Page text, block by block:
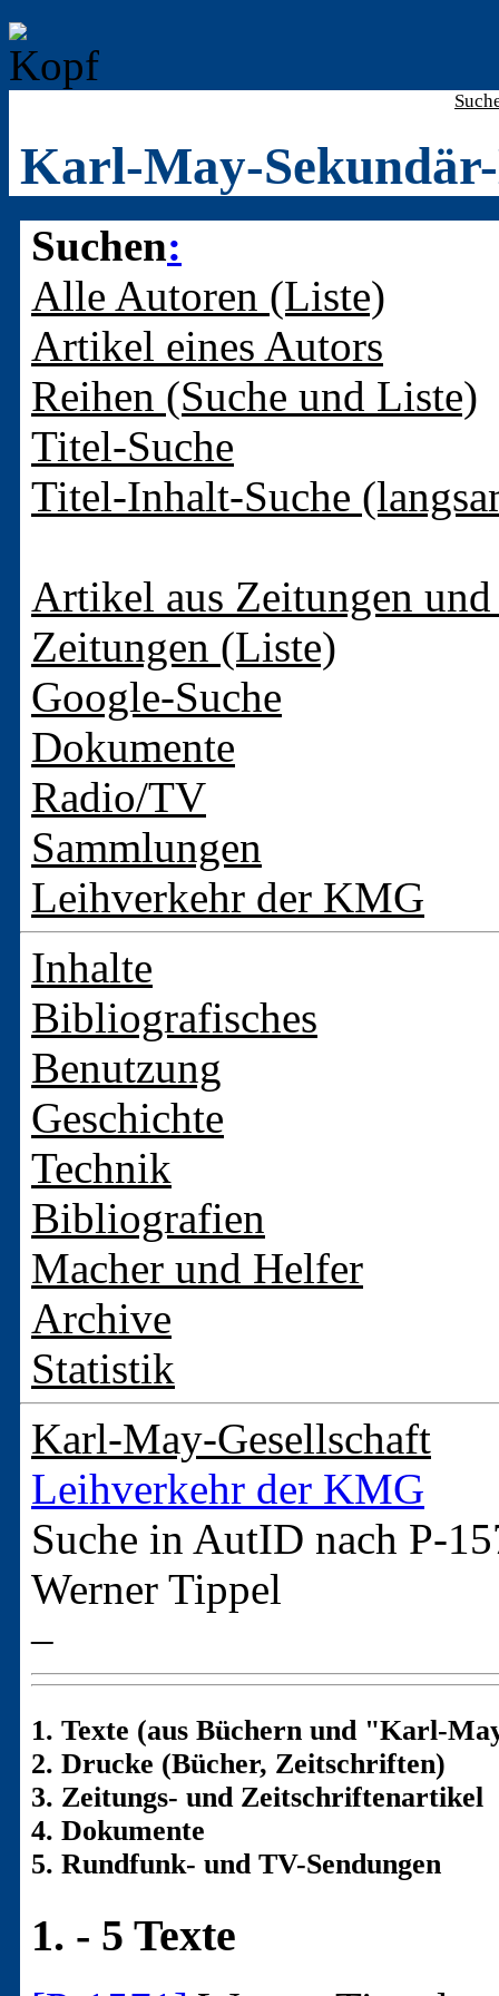
Karl-May-
Suchen:
Alle Autoren (Liste)
Artikel eines Autors
Reihen (Suche und Liste)
Titel-Suche
Titel-Inhalt-Suche
Artikel aus Zeitungen
Zeitungen (Liste)
Google-Suche
Dokumente
Radio/TV
Sammlungen
Leihverkehr der KMG
Inhalte
Bibliografisches
Benutzung
Geschichte
Technik
Bibliografien
Macher und Helfer
Archive
Statistik
Karl-May-Gesellschaft
Leihverkehr der KMG
Suche in AutID nach P-
Werner Tippel
–
1. Texte (aus Büchern und "Karl-
2. Drucke (Bücher, Zeitschriften)
3. Zeitungs- und Zeitschriftenartikel
4. Dokumente
5. Rundfunk- und TV-Sendungen
1. - 5 Texte